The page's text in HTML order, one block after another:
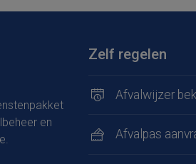
en
Zelf regelen
Afvalwijzer
Afvalpas